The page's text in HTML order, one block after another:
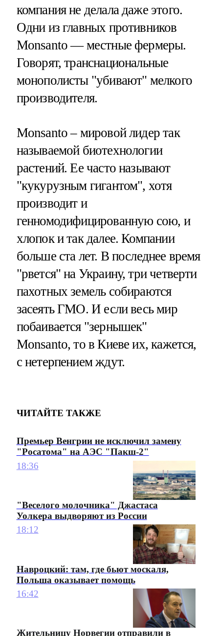
компания не делала даже этого.
Одни из главных противников
Monsanto — местные фермеры.
Говорят, транснациональные
монополисты "убивают" мелкого
производителя.
Monsanto – мировой лидер так
называемой биотехнологии
растений. Ее часто называют
"кукурузным гигантом", хотя
производит и
генномодифицированную сою, и
хлопок и так далее. Компании
больше ста лет. В последнее время
"рвется" на Украину, три четверти
пахотных земель собираются
засеять ГМО. И если весь мир
побаивается "зернышек"
Monsanto, то в Киеве их, кажется,
с нетерпением ждут.
ЧИТАЙТЕ ТАКЖЕ
Премьер Венгрии не исключил замену
"Росатома" на АЭС "Пакш-2"
18:36
"Веселого молочника" Джастаса
Уолкера выдворяют из России
18:12
Навроцкий: там, где бьют москаля,
Польша оказывает помощь
16:42
Жительницу Норвегии отправили в